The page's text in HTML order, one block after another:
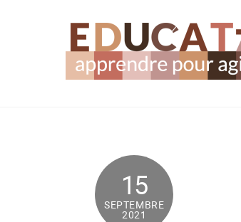
15
SEPTEMBRE
2021